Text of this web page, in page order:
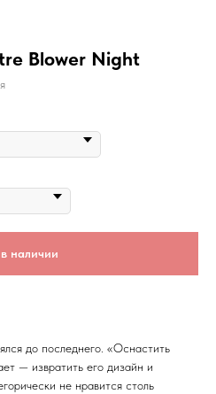
Blower Night
наличии
до последнего. «Оснастить
— извратить его дизайн и
не нравится столь